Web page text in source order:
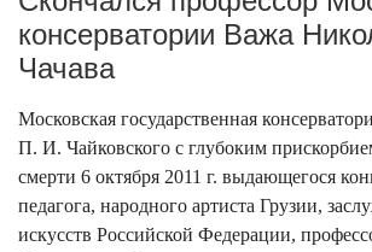
консерватории Важа
Чачава
Московская государственная
П. И. Чайковского с глубоким
смерти 6 октября 2011 г. выдающегося
педагога, народного артиста Грузии,
искусств Российской Федерации,